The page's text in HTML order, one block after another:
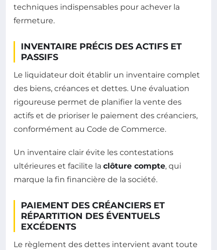
techniques indispensables pour achever la
fermeture.
INVENTAIRE PRÉCIS DES ACTIFS ET
PASSIFS
Le liquidateur doit établir un inventaire complet
des biens, créances et dettes. Une évaluation
rigoureuse permet de planifier la vente des
actifs et de prioriser le paiement des créanciers,
conformément au Code de Commerce.
Un inventaire clair évite les contestations
ultérieures et facilite la clôture compte, qui
marque la fin financière de la société.
PAIEMENT DES CRÉANCIERS ET
RÉPARTITION DES ÉVENTUELS
EXCÉDENTS
Le règlement des dettes intervient avant toute